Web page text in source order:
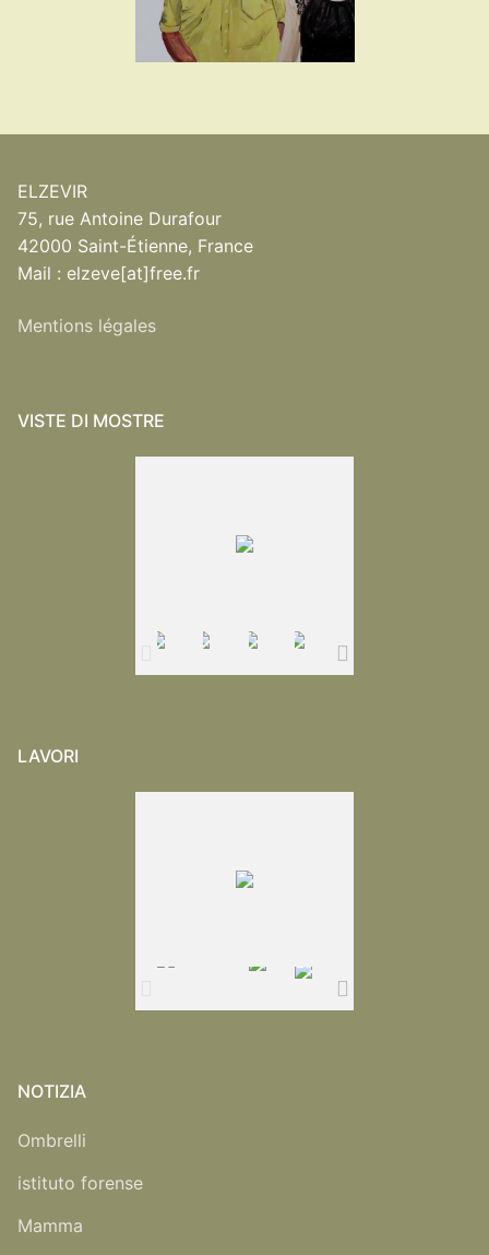
ELZEVIR
75, rue Antoine Durafour
42000 Saint-Étienne, France
Mail : elzeve[at]free.fr
Mentions légales
VISTE DI MOSTRE
LAVORI
NOTIZIA
Ombrelli
istituto forense
Mamma